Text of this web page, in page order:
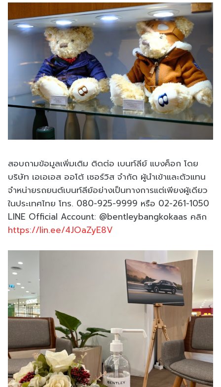
สอบถามข้อมูลเพิ่มเติม ติดต่อ เบนท์ลีย์ แบงค็อก โดย
บริษัท เอเอเอส ออโต้ เซอร์วิส จำกัด ผู้นำเข้าและตัวแทน
จำหน่ายรถยนต์เบนท์ลีย์อย่างเป็นทางการแต่เพียงผู้เดียว
ในประเทศไทย โทร. 080-925-9999 หรือ 02-261-1050
LINE Official Account: @bentleybangkokaas คลิก
https://lin.ee/4JOaZyE8V